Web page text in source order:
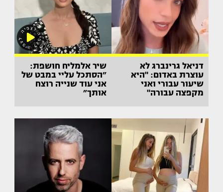
דניאל גרינברג לא
עוצרת באדום: "היא
שיעור עבורי ואני
מקפצה עבורה"
שיר אלמליח חושפת:
״הסתכל עליי במבט של
אני עוד שנייה רוצח
אותך״